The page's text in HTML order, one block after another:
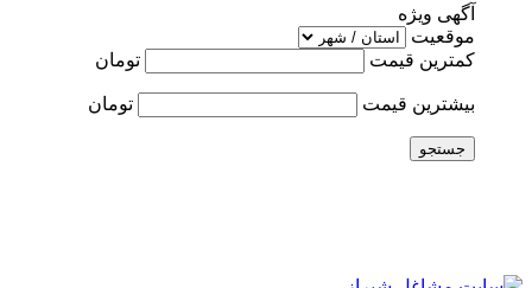
آگهی ویژه
موقعیت
کمترین قیمت
تومان
بیشترین قیمت تومان
جستجو